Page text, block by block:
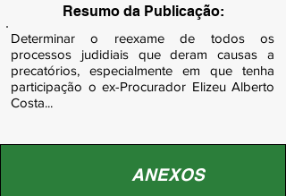
Resumo da Publicação:
Determinar o reexame de todos os
processos judidiais que deram causas a
precatórios, especialmente em que tenha
participação o ex-Procurador Elizeu Alberto
Costa...
ANEXOS